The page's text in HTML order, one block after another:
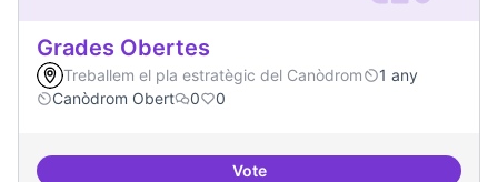
Grades Obertes
Treballem el pla estratègic del Canòdrom
1 any
Canòdrom Obert
0 0
Vote